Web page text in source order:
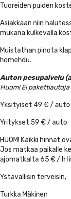
Tuoreiden puiden
Asiakkaan niin
mukana kulkevalla
Muistathan pinota
homehdu.
Auton pesupalvelu
Huom! Ei
Yksityiset 49 € / auto
Yritykset 59 € / auto
HUOM! Kaikki hinnat
Jos matkaa paikalle
ajomatkalta 65 € / h
Ystävällisin terveisin,
Turkka Mäkinen